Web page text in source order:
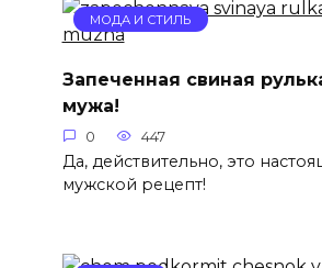
МОДА И СТИЛЬ
Запеченная свиная
мужа!
0 447
Да, действительно, это
мужской рецепт!